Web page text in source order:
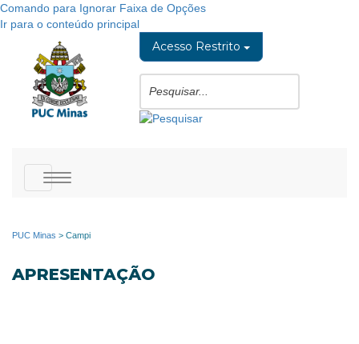
Comando para Ignorar Faixa de Opções
Ir para o conteúdo principal
Acesso Restrito
Toggle
navigation
PUC Minas > Campi
APRESENTAÇÃO